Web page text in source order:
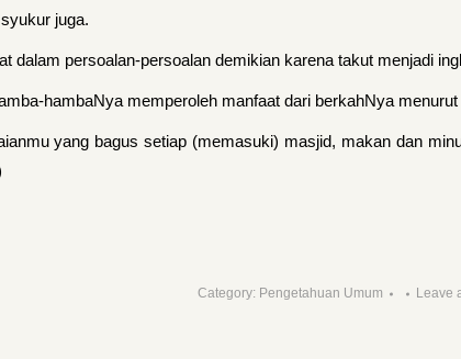
juga.
dalam persoalan-persoalan demikian karena takut menjadi
hambaNya memperoleh manfaat dari berkahNya
yang bagus setiap (memasuki) masjid, makan dan
Category: Pengetahuan Umum Leave